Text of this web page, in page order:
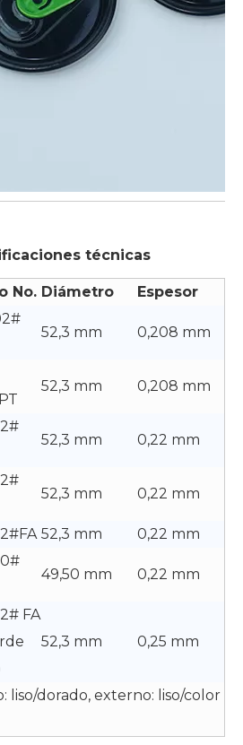
técnicas
No. Diámetro Espesor
52,3 mm 0,208 mm
52,3 mm 0,208 mm
52,3 mm 0,22 mm
52,3 mm 0,22 mm
52,3 mm 0,22 mm
49,50 mm 0,22 mm
FA
52,3 mm 0,25 mm
liso/dorado, externo: liso/color